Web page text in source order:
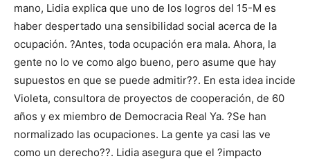
mano, Lidia explica que uno de los logros del 15-M es
haber despertado una sensibilidad social acerca de la
ocupación. ?Antes, toda ocupación era mala. Ahora, la
gente no lo ve como algo bueno, pero asume que hay
supuestos en que se puede admitir??. En esta idea incide
Violeta, consultora de proyectos de cooperación, de 60
años y ex miembro de Democracia Real Ya. ?Se han
normalizado las ocupaciones. La gente ya casi las ve
como un derecho??. Lidia asegura que el ?impacto